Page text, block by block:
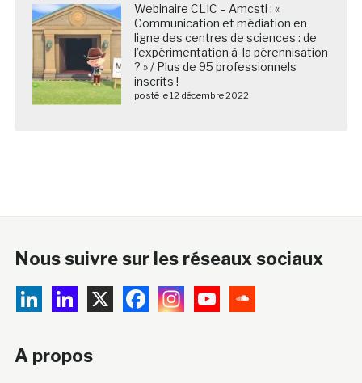
Webinaire CLIC – Amcsti : «
Communication et médiation en
ligne des centres de sciences : de
l’expérimentation à la pérennisation
? » / Plus de 95 professionnels
inscrits !
posté le 12 décembre 2022
Nous suivre sur les réseaux sociaux
A propos